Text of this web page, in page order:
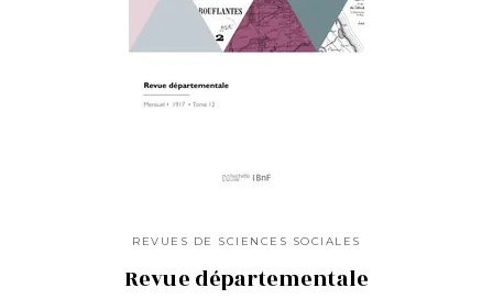
REVUES DE SCIENCES SOCIALES
Revue départementale